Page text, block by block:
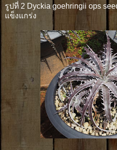
รูปที่ 2 Dyckia goehringii ops
แข็งแกร่ง